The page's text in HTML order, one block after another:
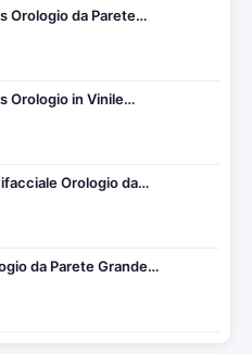
Orologio da Parete…
Orologio in Vinile…
Orologio da…
da Parete Grande…